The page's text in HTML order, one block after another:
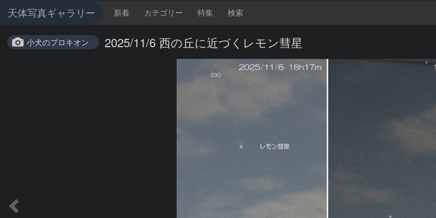
天体写真ギャラリー 新着 カテゴリー 特集 検索
小犬のプロキオン 2025/11/6 西の丘に近づくレモン彗星